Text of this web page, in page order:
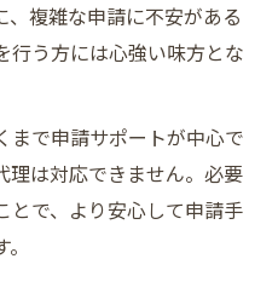
複雑な申請に不安がある
行う方には心強い味方とな
まで申請サポートが中心で
理は対応できません。必要
とで、より安心して申請手